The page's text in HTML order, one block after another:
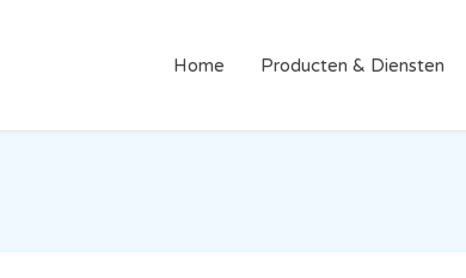
Home Producten & Diensten